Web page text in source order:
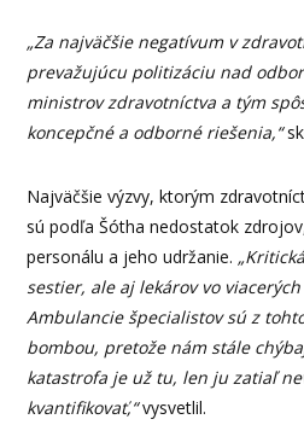
„Za najväčšie negatívum v
prevažujúcu politizáciu nad
ministrov zdravotníctva a tým
koncepčné a odborné riešenia,“
Najväčšie výzvy, ktorým
sú podľa Šótha nedostatok
personálu a jeho udržanie.
sestier, ale aj lekárov vo
Ambulancie špecialistov sú z
bombou, pretože nám stále
katastrofa je už tu, len ju zatiaľ
kvantifikovať,“vysvetlil.